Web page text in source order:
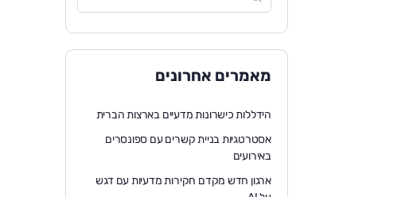
מאמרים אחרונים
הידללות כישרונות מדעיים בארצות הברית
אסטרטגיות בניית קשרים עם ספונסרים
באירועים
ארגון חדש מקדם חקירות מדעיות עם דגש